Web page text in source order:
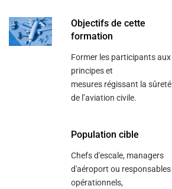
navigate
and
interact
Objectifs de cette
formation
Former les participants aux
principes et
mesures régissant la sûreté
de l’aviation civile.
Population cible
Chefs d'escale, managers
d'aéroport ou responsables
opérationnels,